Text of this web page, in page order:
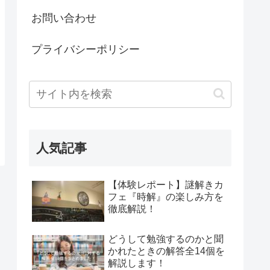
お問い合わせ
プライバシーポリシー
人気記事
【体験レポート】謎解きカ
フェ『時解』の楽しみ方を
徹底解説！
どうして勉強するのかと聞
かれたときの解答全14個を
解説します！